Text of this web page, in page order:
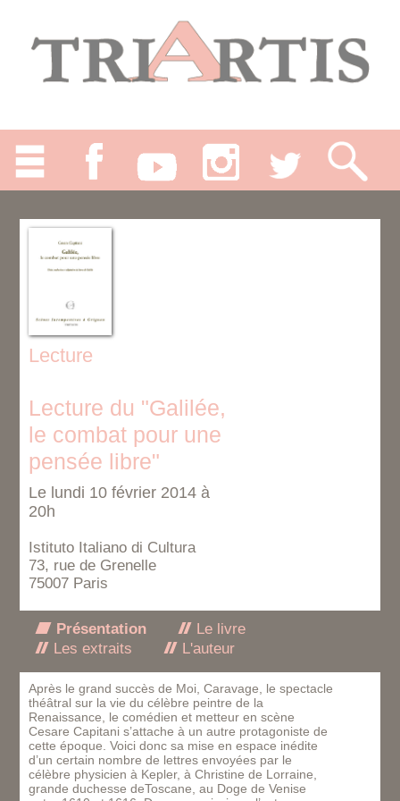
Lecture
Lecture du "Galilée,
le combat pour une
pensée libre"
Le lundi 10 février 2014 à
20h
Istituto Italiano di Cultura
73, rue de Grenelle
75007 Paris
Présentation
Le livre
Les extraits
L'auteur
Après le grand succès de Moi, Caravage, le spectacle
théâtral sur la vie du célèbre peintre de la
Renaissance, le comédien et metteur en scène
Cesare Capitani s’attache à un autre protagoniste de
cette époque. Voici donc sa mise en espace inédite
d’un certain nombre de lettres envoyées par le
célèbre physicien à Kepler, à Christine de Lorraine,
grande duchesse deToscane, au Doge de Venise